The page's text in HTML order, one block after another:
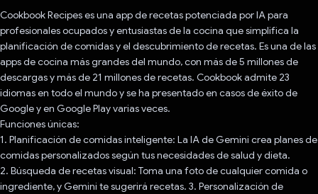
Cookbook Recipes es una app de recetas potenciada por IA para
profesionales ocupados y entusiastas de la cocina que simplifica la
planificación de comidas y el descubrimiento de recetas. Es una de las
apps de cocina más grandes del mundo, con más de 5 millones de
descargas y más de 21 millones de recetas. Cookbook admite 23
idiomas en todo el mundo y se ha presentado en casos de éxito de
Google y en Google Play varias veces.
Funciones únicas:
1. Planificación de comidas inteligente: La IA de Gemini crea planes de
comidas personalizados según tus necesidades de salud y dieta.
2. Búsqueda de recetas visual: Toma una foto de cualquier comida o
ingrediente, y Gemini te sugerirá recetas. 3. Personalización de